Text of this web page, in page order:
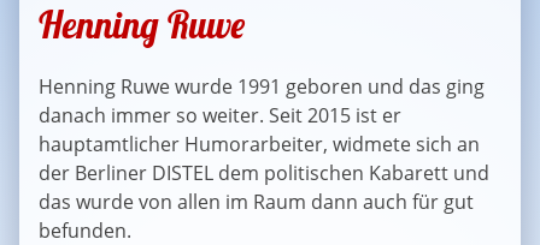
Henning Ruwe
Henning Ruwe wurde 1991 geboren und das ging
danach immer so weiter. Seit 2015 ist er
hauptamtlicher Humorarbeiter, widmete sich an
der Berliner DISTEL dem politischen Kabarett und
das wurde von allen im Raum dann auch für gut
befunden.